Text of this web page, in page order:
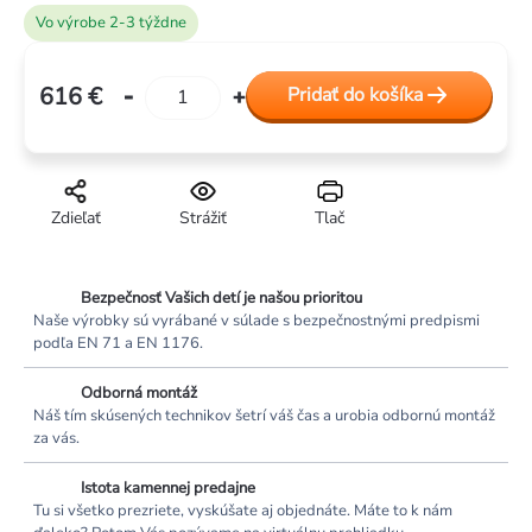
Vo výrobe 2-3 týždne
Tlač
Strážiť
Zdieľať
616 €
Jednotková
Pridať do košíka
Bezpečnosť Vašich detí je našou prioritou
Naše výrobky sú vyrábané v súlade s bezpečnostnými predpismi
podľa EN 71 a EN 1176.
Odborná montáž
Náš tím skúsených technikov šetrí váš čas a urobia odbornú montáž
za vás.
Istota kamennej predajne
Tu si všetko prezriete, vyskúšate aj objednáte. Máte to k nám